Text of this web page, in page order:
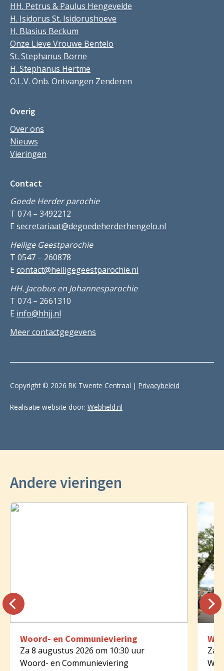
HH. Petrus & Paulus Hengevelde
H. Isidorus St. Isidorushoeve
H. Blasius Beckum
Onze Lieve Vrouwe Bentelo
St. Stephanus Borne
H. Stephanus Hertme
O.L.V. Onb. Ontvangen Zenderen
Overig
Over ons
Nieuws
Vieringen
Contact
Goede Herder parochie
T 074 – 3492212
E secretariaat@degoedeherderhengelo.nl
Heilige Geestparochie
T 0547 – 260878
E contact@heiligegeestparochie.nl
HH. Jacobus en Johannesparochie
T 074 – 2661310
E info@hhjj.nl
Meer contactgegevens
Copyright © 2026 RK Twente Centraal | Privacybeleid
Realisatie website door: Webheld.nl
Andere vieringen
Woord- en Communieviering
Za 8 augustus 2026 om 10:30 uur
Woord- en Communieviering
Za